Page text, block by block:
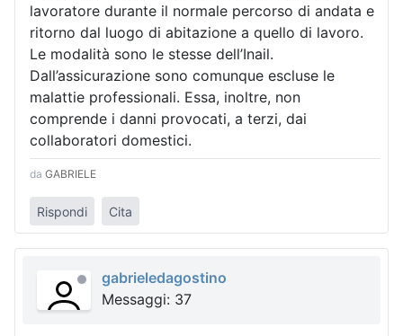
lavoratore durante il normale percorso di andata e
ritorno dal luogo di abitazione a quello di lavoro.
Le modalità sono le stesse dell’Inail.
Dall’assicurazione sono comunque escluse le
malattie professionali. Essa, inoltre, non
comprende i danni provocati, a terzi, dai
collaboratori domestici.
da GABRIELE
Rispondi Cita
gabrieledagostino
Messaggi: 37